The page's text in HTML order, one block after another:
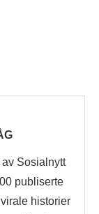
Sosialnytt
publiserte
historier